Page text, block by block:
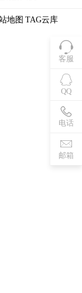
客服
QQ
电话
邮箱
地图 TAG云库